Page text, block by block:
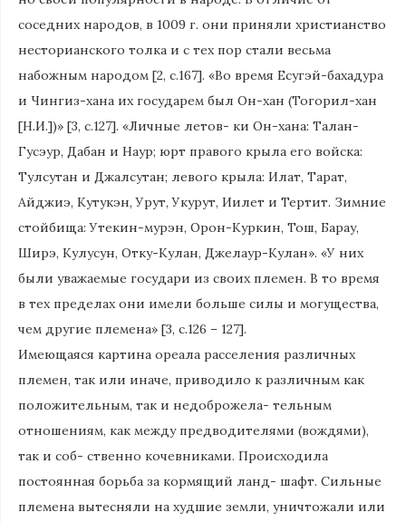
соседних народов, в 1009 г. они приняли христианство
несторианского толка и с тех пор стали весьма
набожным народом [2, с.167]. «Во время Есугэй-бахадура
и Чингиз-хана их государем был Он-хан (Тогорил-хан
[Н.И.])» [3, с.127]. «Личные летов- ки Он-хана: Талан-
Гусэур, Дабан и Наур; юрт правого крыла его войска:
Тулсутан и Джалсутан; левого крыла: Илат, Тарат,
Айджиэ, Кутукэн, Урут, Укурут, Иилет и Тертит. Зимние
стойбища: Утекин-мурэн, Орон-Куркин, Тош, Барау,
Ширэ, Кулусун, Отку-Кулан, Джелаур-Кулан». «У них
были уважаемые государи из своих племен. В то время
в тех пределах они имели больше силы и могущества,
чем другие племена» [3, с.126 – 127].
Имеющаяся картина ореала расселения различных
племен, так или иначе, приводило к различным как
положительным, так и недоброжела- тельным
отношениям, как между предводителями (вождями),
так и соб- ственно кочевниками. Происходила
постоянная борьба за кормящий ланд- шафт. Сильные
племена вытесняли на худшие земли, уничтожали или